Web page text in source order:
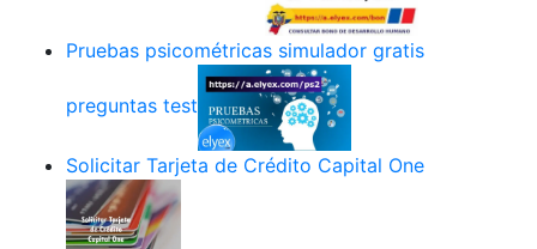
Pruebas psicométricas simulador gratis
preguntas test
Solicitar Tarjeta de Crédito Capital One